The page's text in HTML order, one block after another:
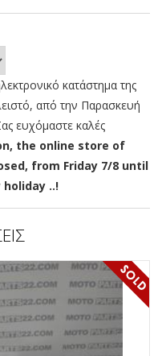
κατάστημα της
από την Παρασκευή
ευχόμαστε καλές
the online store of
from Friday 7/8 until
holiday ..!